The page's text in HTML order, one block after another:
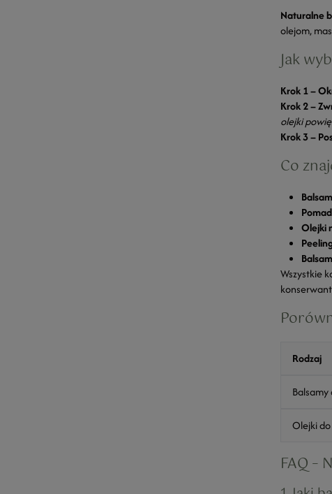
Naturalne
olejom,
Jak
Krok 1 –
Krok 2 –
olejki
Krok 3 –
Co
Olejki
Wszystkie
Rodzaj
Balsamy
Olejki
FAQ –